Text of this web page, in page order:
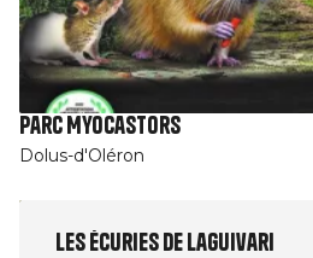
Parc Myocastors
Dolus-d'Oléron
Les Écuries De Laguivari